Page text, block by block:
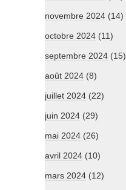
novembre 2024 (14)
octobre 2024 (11)
septembre 2024 (15)
août 2024 (8)
juillet 2024 (22)
juin 2024 (29)
mai 2024 (26)
avril 2024 (10)
mars 2024 (12)